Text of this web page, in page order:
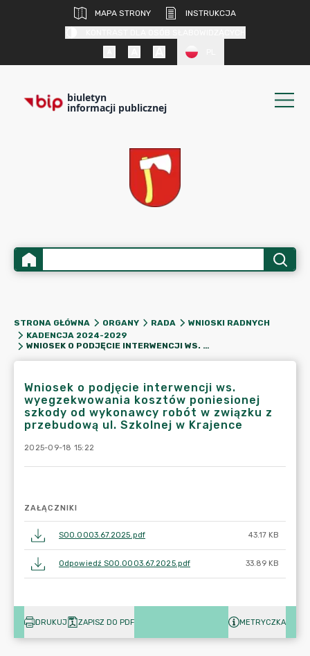
MAPA STRONY
INSTRUKCJA
biuletyn
informacji publicznej
STRONA GŁÓWNA ORGANY RADA
WNIOSKI RADNYCH
KADENCJA 2024-2029
WNIOSEK O PODJĘCIE INTERWENCJI WS. WYEGZEKWOWANIA KOSZTÓW PONIESIONEJ SZKODY OD WYKONAWCY ROBÓT W ZWIĄZKU Z PRZEBUDOWĄ UL. SZKOLNEJ W KRAJENCE
Wniosek o podjęcie interwencji ws.
wyegzekwowania kosztów poniesionej
szkody od wykonawcy robót w związku z
przebudową ul. Szkolnej w Krajence
2025-09-18 15:22
ZAŁĄCZNIKI
SOO.0003.67.2025.pdf 43.17 KB
Odpowiedź SOO.0003.67.2025.pdf 33.89 KB
DRUKUJ ZAPISZ DO PDF METRYCZKA